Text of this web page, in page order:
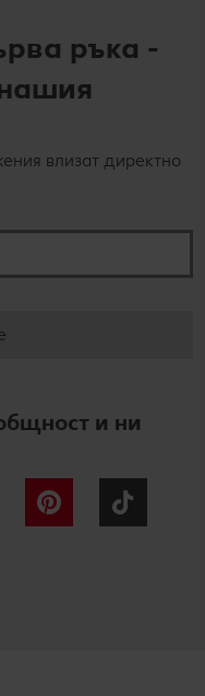
ръка -
влизат директно
и ни
LinkedIn Pinterest